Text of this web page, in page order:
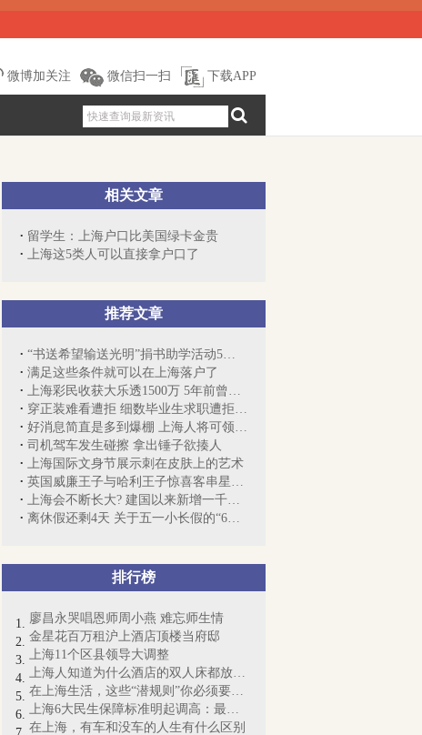
微博加关注 微信扫一扫 下载APP
相关文章
留学生：上海户口比美国绿卡金贵
上海这5类人可以直接拿户口了
推荐文章
“书送希望输送光明”捐书助学活动5月8日...
满足这些条件就可以在上海落户了
上海彩民收获大乐透1500万 5年前曾错失大奖
穿正装难看遭拒 细数毕业生求职遭拒的“...
好消息简直是多到爆棚 上海人将可领13笔钱！
司机驾车发生碰擦 拿出锤子欲揍人
上海国际文身节展示刺在皮肤上的艺术
英国威廉王子与哈利王子惊喜客串星球大战...
上海会不断长大? 建国以来新增一千多平方...
离休假还剩4天 关于五一小长假的“6个好...
排行榜
廖昌永哭唱恩师周小燕 难忘师生情
金星花百万租沪上酒店顶楼当府邸
上海11个区县领导大调整
上海人知道为什么酒店的双人床都放4个枕...
在上海生活，这些“潜规则”你必须要懂！
上海6大民生保障标准明起调高：最低工资...
在上海，有车和没车的人生有什么区别